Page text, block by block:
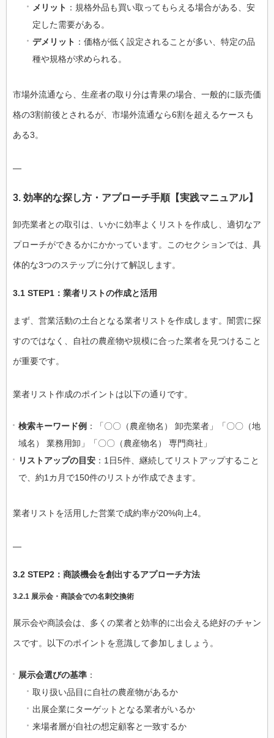
メリット ：規格外品も買い取ってもらえる場合がある、安
定した需要がある。
デメリット ：価格が低く設定されることが多い、特定の品
種や規格が求められる。
市場外流通なら、生産者の取り分は青果の場合、一般的に販売価
格の3割前後とされるが、市場外流通なら6割を超えるケースも
ある3。
—
3. 効率的な探し方・アプローチ手順【実践マニュアル】
卸売業者との取引は、いかに効率よくリストを作成し、適切なア
プローチができるかにかかっています。このセクションでは、具
体的な3つのステップに分けて解説します。
3.1 STEP1：業者リストの作成と活用
まず、営業活動の土台となる業者リストを作成します。闇雲に探
すのではなく、自社の農産物や規模に合った業者を見つけること
が重要です。
業者リスト作成のポイントは以下の通りです。
検索キーワード例 ：「〇〇（農産物名） 卸売業者」「〇〇（地
域名） 業務用卸」「〇〇（農産物名） 専門商社」
リストアップの目安 ：1日5件、継続してリストアップすること
で、約1カ月で150件のリストが作成できます。
業者リストを活用した営業で成約率が20%向上4。
—
3.2 STEP2：商談機会を創出するアプローチ方法
3.2.1 展示会・商談会での名刺交換術
展示会や商談会は、多くの業者と効率的に出会える絶好のチャン
スです。以下のポイントを意識して参加しましょう。
展示会選びの基準 ：
取り扱い品目に自社の農産物があるか
出展企業にターゲットとなる業者がいるか
来場者層が自社の想定顧客と一致するか